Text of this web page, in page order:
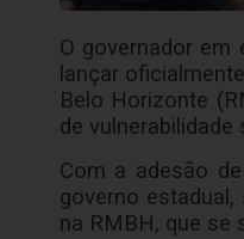
O governador em
lançar
Belo Horizonte
de
Com a adesão
governo
na RMBH, que se